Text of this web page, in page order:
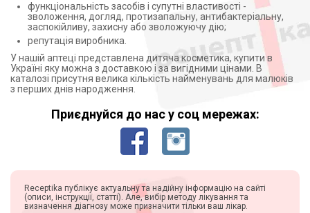
функціональність засобів і супутні властивості -
зволоження, догляд, протизапальну, антибактеріальну,
заспокійливу, захисну або зволожуючу дію;
репутація виробника.
У нашій аптеці представлена дитяча косметика, купити в
Україні яку можна з доставкою і за вигідними цінами. В
каталозі присутня велика кількість найменувань для малюків
з перших днів народження.
Приєднуйся до нас у соц мережах:
Receptika публікує актуальну та надійну інформацію на сайті
(описи, інструкції, статті). Але, вибір методу лікування та
визначення діагнозу може призначити тільки ваш лікар.